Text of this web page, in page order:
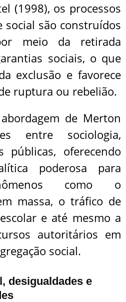
(1998), os processos
social são construídos
meio da retirada
sociais, o que
exclusão e favorece
ruptura ou rebelião.
de Merton
entre sociologia,
oferecendo
poderosa para
como o
massa, o tráfico de
e até mesmo a
autoritários em
social.
desigualdades e